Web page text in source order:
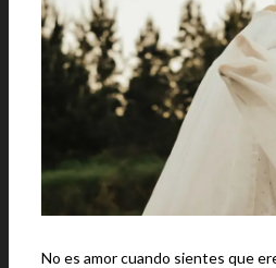
No es amor cuando sientes que